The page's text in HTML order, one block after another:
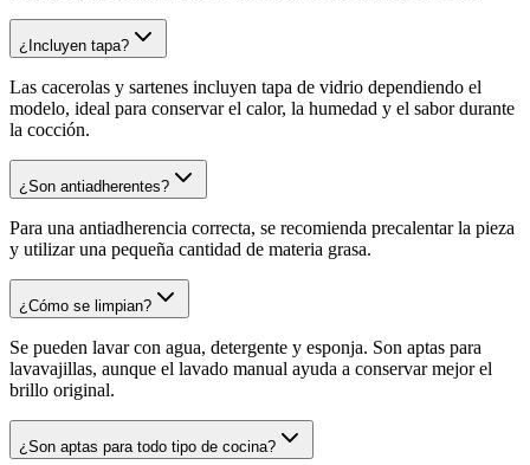
¿Incluyen tapa?
Las cacerolas y sartenes incluyen tapa de vidrio dependiendo el
modelo, ideal para conservar el calor, la humedad y el sabor durante
la cocción.
¿Son antiadherentes?
Para una antiadherencia correcta, se recomienda precalentar la pieza
y utilizar una pequeña cantidad de materia grasa.
¿Cómo se limpian?
Se pueden lavar con agua, detergente y esponja. Son aptas para
lavavajillas, aunque el lavado manual ayuda a conservar mejor el
brillo original.
¿Son aptas para todo tipo de cocina?